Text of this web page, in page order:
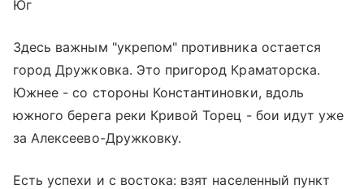
Юг
Здесь важным "укрепом" противника остается
город Дружковка. Это пригород Краматорска.
Южнее - со стороны Константиновки, вдоль
южного берега реки Кривой Торец - бои идут уже
за Алексеево-Дружковку.
Есть успехи и с востока: взят населенный пункт